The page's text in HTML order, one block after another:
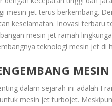
mesin jet terus berkembang.
keselamatan. Inovasi terbaru
mesin jet ramah
teknologi mesin jet di
MESIN
dalam sejarah ini adalah
mesin jet turbojet.